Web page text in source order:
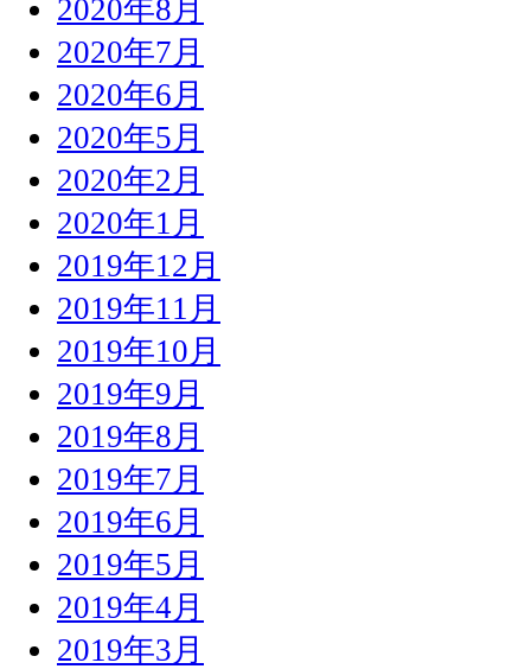
2020年8月
2020年7月
2020年6月
2020年5月
2020年2月
2020年1月
2019年12月
2019年11月
2019年10月
2019年9月
2019年8月
2019年7月
2019年6月
2019年5月
2019年4月
2019年3月